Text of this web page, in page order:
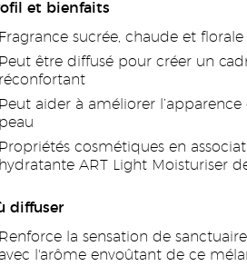
et bienfaits
Fragrance sucrée, chaude et florale
Peut être diffusé pour créer un
réconfortant
Peut aider à améliorer
peau
Propriétés cosmétiques en
hydratante ART Light Moisturiser
diffuser
Renforce la sensation de
avec l'arôme envoûtant de ce